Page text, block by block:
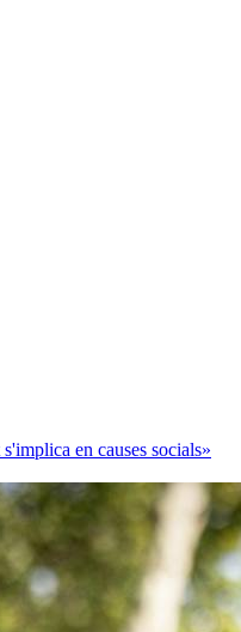
en causes socials»